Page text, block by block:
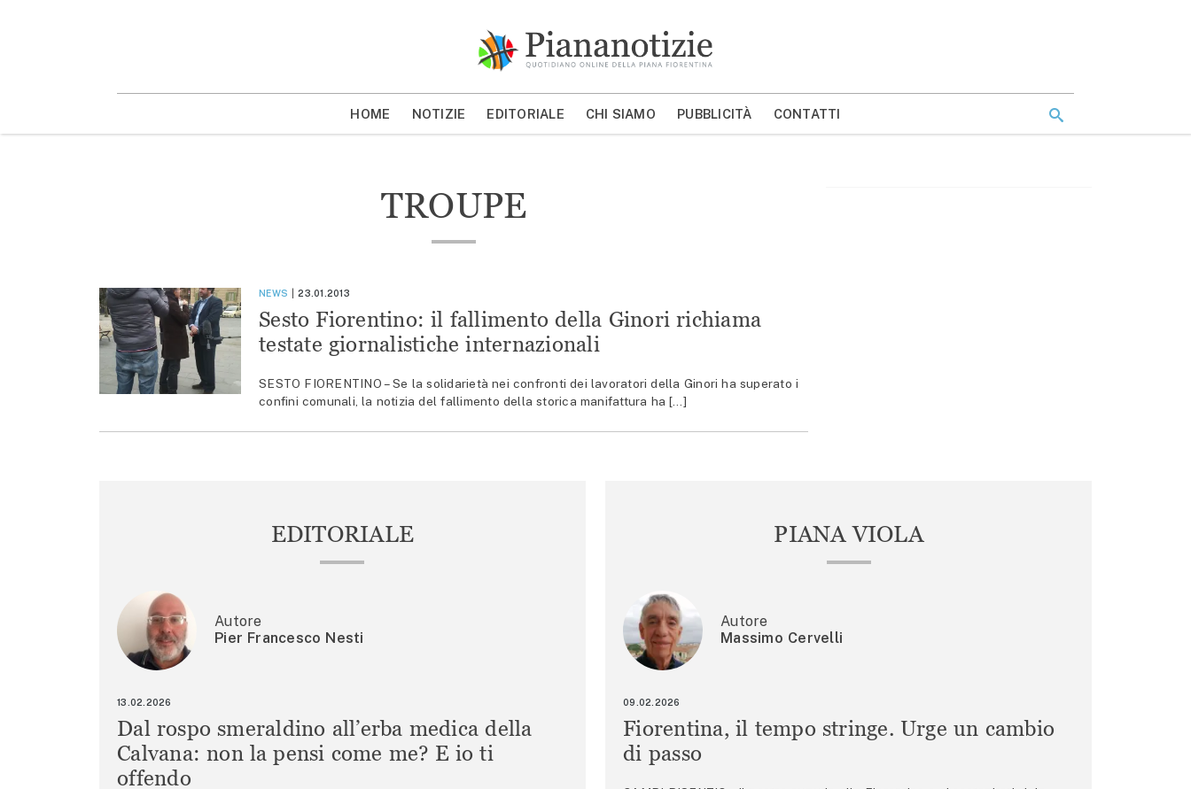
MOSTRA/NASCONDI CERCA
HOME NOTIZIE EDITORIALE CHI SIAMO PUBBLICITÀ CONTATTI
TROUPE
NEWS 23.01.2013
Sesto Fiorentino: il fallimento della Ginori richiama
testate giornalistiche internazionali
SESTO FIORENTINO – Se la solidarietà nei confronti dei lavoratori della Ginori ha superato i
confini comunali, la notizia del fallimento della storica manifattura ha […]
EDITORIALE
Autore
Pier Francesco Nesti
13.02.2026
Dal rospo smeraldino all’erba medica della
Calvana: non la pensi come me? E io ti
offendo
PIANA VIOLA
Autore
Massimo Cervelli
09.02.2026
Fiorentina, il tempo stringe. Urge un cambio
di passo